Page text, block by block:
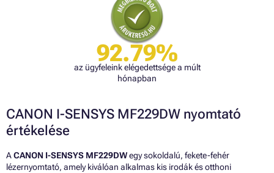
92.79%
az ügyfeleink elégedettsége a múlt
hónapban
CANON I-SENSYS MF229DW nyomtató
értékelése
ACANON I-SENSYS MF229DWegy sokoldalú, fekete-fehér
lézernyomtató, amely kiválóan alkalmas kis irodák és otthoni